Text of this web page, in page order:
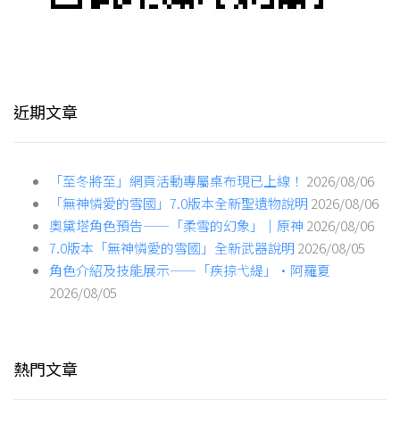
近期文章
「至冬將至」網頁活動專屬桌布現已上線！ 2026/08/06
「無神憐愛的雪國」7.0版本全新聖遺物說明 2026/08/06
奧黛塔角色預告——「柔雪的幻象」｜原神 2026/08/06
7.0版本「無神憐愛的雪國」全新武器說明 2026/08/05
角色介紹及技能展示——「疾掠弋緹」·阿羅夏
2026/08/05
熱門文章